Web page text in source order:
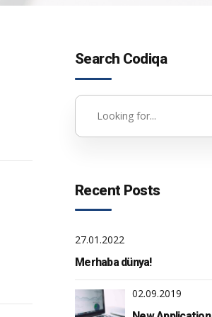
Search Codiqa
Recent Posts
27.01.2022
Merhaba dünya!
02.09.2019